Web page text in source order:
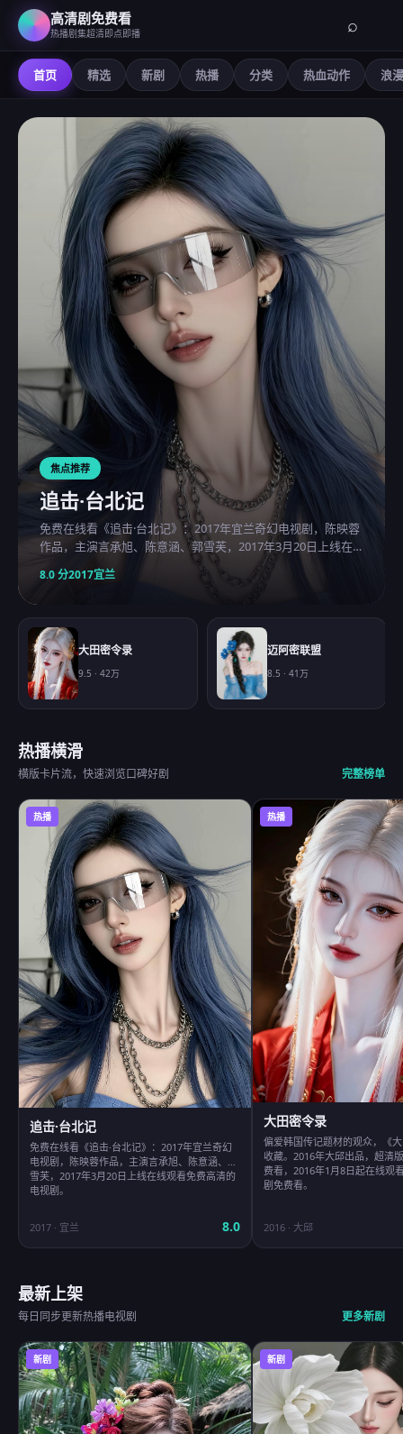
高清剧免费看
热播剧集超清即点即播 ⌕
首页 精选 新剧 热播 分类 热血动作 浪
高清剧免费看-在线观看免费
焦点推荐
追击·台北记
免费在线看《追击·台北记》：2017年宜兰奇幻电视剧，陈映蓉
作品，主演言承旭、陈意涵、郭雪芙，2017年3月20日上线在
线观看免费高清的电视剧。
8.0分2017宜兰
大田密令录
9.5 · 42万
迈阿密联盟
8.5 · 41万
热播横滑
横版卡片流，快速浏览口碑好剧 完整榜单
热播
追击·台北记
免费在线看《追击·台北记》：2017年宜兰奇幻
电视剧，陈映蓉作品，主演言承旭、陈意涵、郭
雪芙，2017年3月20日上线在线观看免费高清的
电视剧。
2017 · 宜兰 8.0
热播
大田密令录
偏爱韩国传记题材的观众，《
收藏。2016年大邱出品，超清
费看，2016年1月8日起在线观
剧免费看。
2016 · 大邱
最新上架
每日同步更新热播电视剧 更多新剧
新剧 新剧